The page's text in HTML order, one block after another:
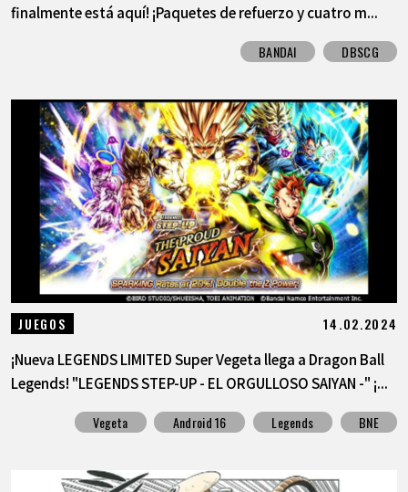
finalmente está aquí! ¡Paquetes de refuerzo y cuatro m...
BANDAI DBSCG
JUEGOS 14.02.2024
¡Nueva LEGENDS LIMITED Super Vegeta llega a Dragon Ball
Legends! "LEGENDS STEP-UP - EL ORGULLOSO SAIYAN -" ¡...
Vegeta Android 16 Legends BNE